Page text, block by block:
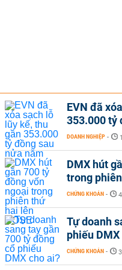
EVN đã
353.000 tỷ
DOANH NGHIỆP -
DMX hút
trong
CHỨNG KHOÁN -
Tự doanh
phiếu
CHỨNG KHOÁN -